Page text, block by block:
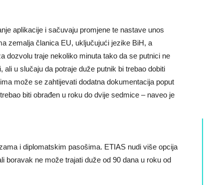
aplikacije i sačuvaju promjene te nastave unos
zemalja članica EU, uključujući jezike BiH, a
dozvolu traje nekoliko minuta tako da se putnici ne
u slučaju da potraje duže putnik bi trebao dobiti
može se zahtijevati dodatna dokumentacija poput
biti obrađen u roku do dvije sedmice – naveo je
i diplomatskim pasošima. ETIAS nudi više opcija
boravak ne može trajati duže od 90 dana u roku od